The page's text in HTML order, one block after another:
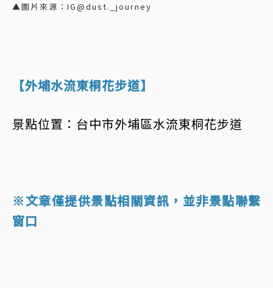
▲圖片來源：IG@dust._journey
【外埔水流東桐花步道】
景點位置：台中市外埔區水流東桐花步道
※文章僅提供景點相關資訊，並非景點聯繫
窗口